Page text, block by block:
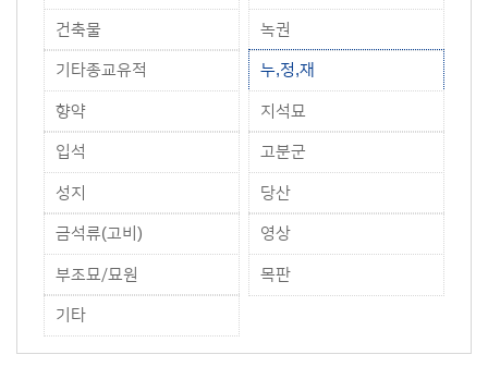
건축물 녹권
기타종교유적 누,정,재
향약 지석묘
입석 고분군
성지 당산
금석류(고비) 영상
부조묘/묘원 목판
기타